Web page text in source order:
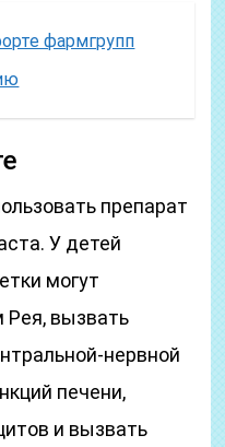
фармгрупп
препарат
У детей
могут
Рея, вызвать
нервной
печени,
и вызвать